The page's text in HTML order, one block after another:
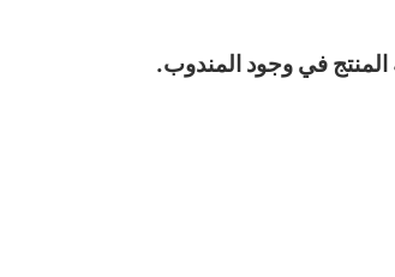
المنتج في وجود المندوب.